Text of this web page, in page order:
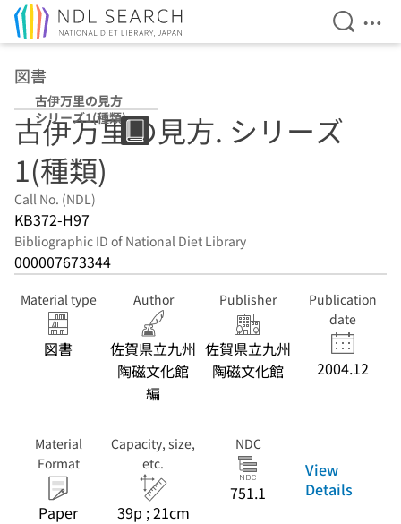
Open
図書
古伊万里の見方
シリーズ1(種類)
古伊万里の見方. シリーズ
1(種類)
Call No. (NDL)
KB372-H97
Bibliographic ID of National Diet Library
000007673344
Material type
図書
Author
佐賀県立九州
陶磁文化館
編
Publisher
佐賀県立九州
陶磁文化館
Publication
date
2004.12
Material
Format
Paper
Capacity, size,
etc.
39p ; 21cm
NDC
751.1
View
Details